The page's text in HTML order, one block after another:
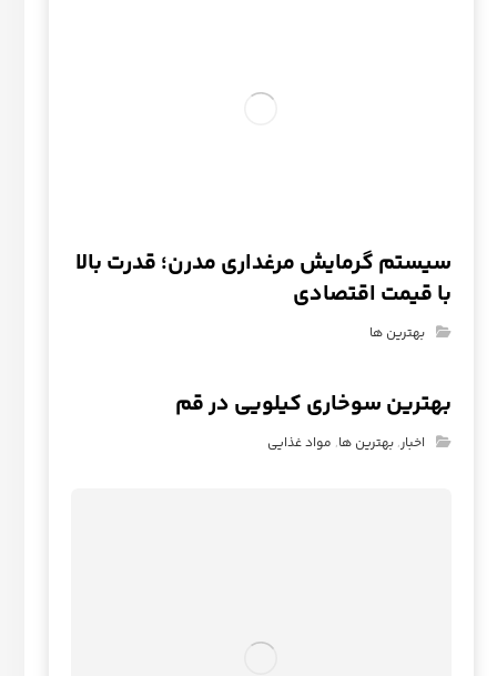
سیستم گرمایش مرغداری مدرن؛ قدرت بالا
با قیمت اقتصادی
بهترین ها
بهترین سوخاری کیلویی در قم
اخبار,بهترین ها, مواد غذایی